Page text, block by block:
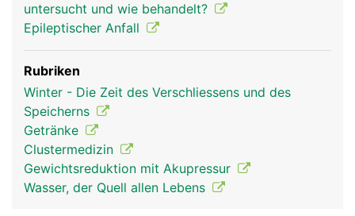
untersucht und wie behandelt?
Epileptischer Anfall
Rubriken
Winter - Die Zeit des Verschliessens und des
Speicherns
Getränke
Clustermedizin
Gewichtsreduktion mit Akupressur
Wasser, der Quell allen Lebens